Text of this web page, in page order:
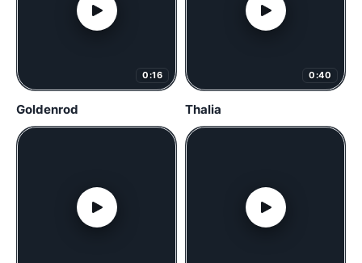
0:16
Goldenrod
0:40
Thalia